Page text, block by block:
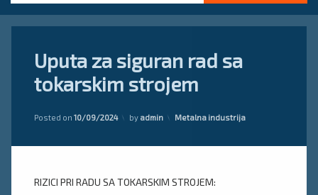
Zakoni
Način prijave povrede na radu
Uputa za siguran rad sa
tokarskim strojem
Posted on 10/09/2024 by admin Kategorije:
Metalna industrija
RIZICI PRI RADU SA TOKARSKIM STROJEM: